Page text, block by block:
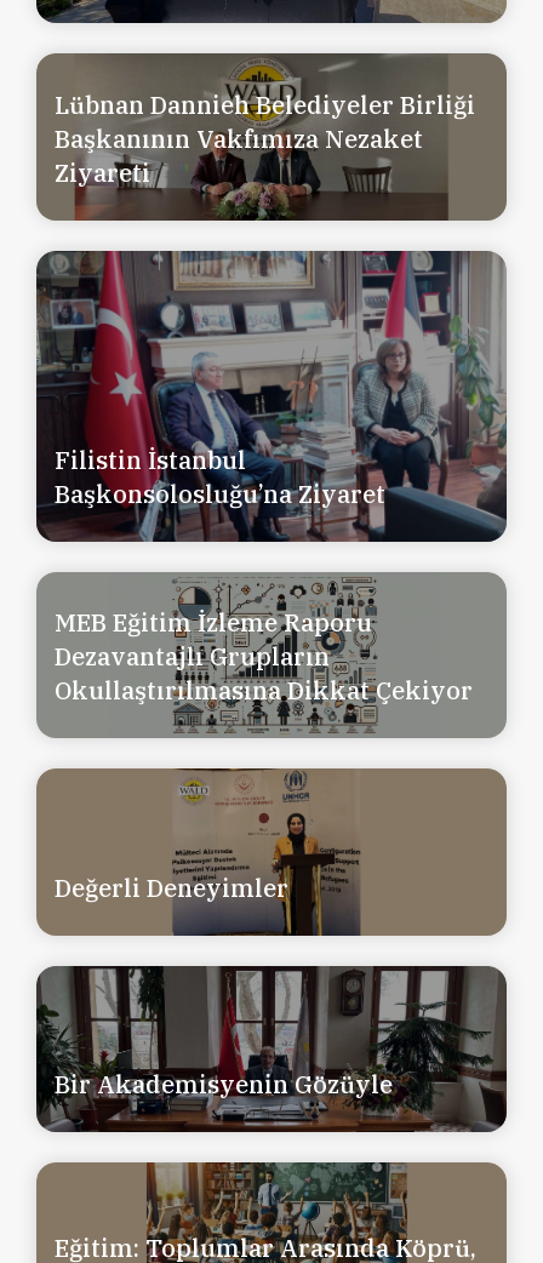
Lübnan Dannieh Belediyeler Birliği
Başkanının Vakfımıza Nezaket
Ziyareti
Filistin İstanbul
Başkonsolosluğu’na Ziyaret
MEB Eğitim İzleme Raporu
Dezavantajlı Grupların
Okullaştırılmasına Dikkat Çekiyor
Değerli Deneyimler
Bir Akademisyenin Gözüyle
Eğitim: Toplumlar Arasında Köprü,